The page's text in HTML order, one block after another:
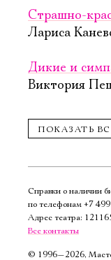
20 октября,
Завещание
Чарль­
ми по­ве­шен­
ных
Новая сцена,
Большой зал
Страшно-
Лариса
Дикие и
Виктория
ПОКАЗАТЬ
Дом семи
2019:
Александра
2.07.2019
Справки о наличии
по телефонам +7
Адрес театра:
Все контакты
© 1996—2026,